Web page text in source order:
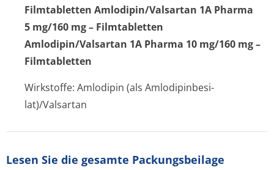
Filmtabletten Amlodipin/Valsartan 1A Pharma
5 mg/160 mg – Filmtabletten
Amlodipin/Valsartan 1A Pharma 10 mg/160 mg –
Filmtabletten
Wirkstoffe: Amlodipin (als Amlodipinbesi­
lat)/Valsartan
Lesen Sie die gesamte Packungsbeilage